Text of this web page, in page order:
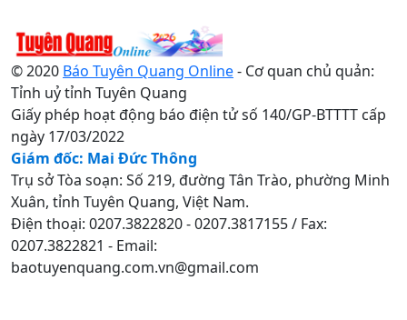
© 2020 Báo Tuyên Quang Online- Cơ quan chủ quản:
Tỉnh uỷ tỉnh Tuyên Quang
Giấy phép hoạt động báo điện tử số 140/GP-BTTTT cấp
ngày 17/03/2022
Giám đốc: Mai Đức Thông
Trụ sở Tòa soạn: Số 219, đường Tân Trào, phường Minh
Xuân, tỉnh Tuyên Quang, Việt Nam.
Điện thoại: 0207.3822820 - 0207.3817155 / Fax:
0207.3822821 - Email:
baotuyenquang.com.vn@gmail.com